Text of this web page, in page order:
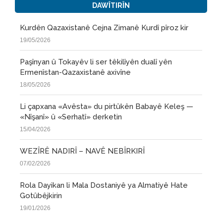
DAWÎTIRÎN
Kurdên Qazaxistanê Cejna Zimanê Kurdî pîroz kir
19/05/2026
Paşînyan û Tokayêv li ser têkilîyên dualî yên
Ermenîstan-Qazaxistanê axivîne
18/05/2026
Li çapxana «Avêsta» du pirtûkên Babayê Keleş —
«Nîşanî» û «Serhatî» derketin
15/04/2026
WEZÎRÊ NADIRÎ – NAVÊ NEBÎRKIRÎ
07/02/2026
Rola Dayikan li Mala Dostaniyê ya Almatiyê Hate
Gotûbêjkirin
19/01/2026